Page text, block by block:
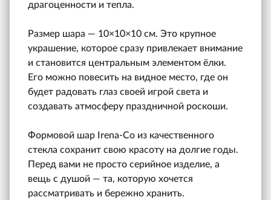
драгоценности и тепла.
Размер шара — 10×10×10 см. Это крупное
украшение, которое сразу привлекает внимание
и становится центральным элементом ёлки.
Его можно повесить на видное место, где он
будет радовать глаз своей игрой света и
создавать атмосферу праздничной роскоши.
Формовой шар Irena‑Co из качественного
стекла сохранит свою красоту на долгие годы.
Перед вами не просто серийное изделие, а
вещь с душой — та, которую хочется
рассматривать и бережно хранить.